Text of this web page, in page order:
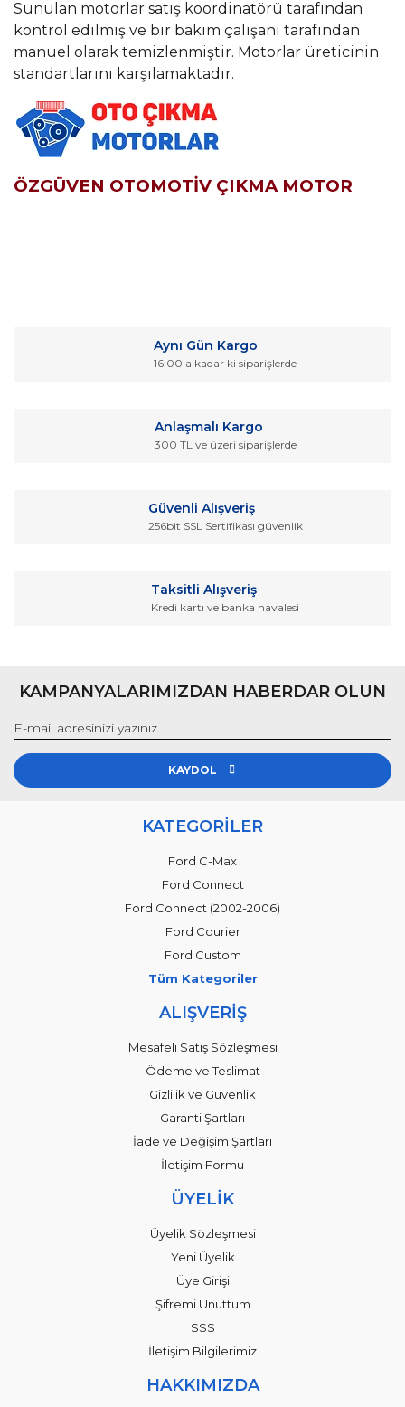
Sunulan motorlar satış koordinatörü tarafından
kontrol edilmiş ve bir bakım çalışanı tarafından
manuel olarak temizlenmiştir. Motorlar üreticinin
standartlarını karşılamaktadır.
ÖZGÜVEN OTOMOTİV ÇIKMA MOTOR
Görüş ve önerileriniz için teşekkür ederiz.
Ürün bilgilerinde hatalar bulunuyor.
Gönder
Aynı Gün Kargo
16:00'a kadar ki siparişlerde
Anlaşmalı Kargo
300 TL ve üzeri siparişlerde
Güvenli Alışveriş
256bit SSL Sertifikası güvenlik
Taksitli Alışveriş
Kredi kartı ve banka havalesi
KAMPANYALARIMIZDAN HABERDAR OLUN
KAYDOL
KATEGORİLER
Ford C-Max
Ford Connect
Ford Connect (2002-2006)
Ford Courier
Ford Custom
Tüm Kategoriler
ALIŞVERİŞ
Mesafeli Satış Sözleşmesi
Ödeme ve Teslimat
Gizlilik ve Güvenlik
Garanti Şartları
İade ve Değişim Şartları
İletişim Formu
ÜYELİK
Üyelik Sözleşmesi
Yeni Üyelik
Üye Girişi
Şifremi Unuttum
SSS
İletişim Bilgilerimiz
HAKKIMIZDA